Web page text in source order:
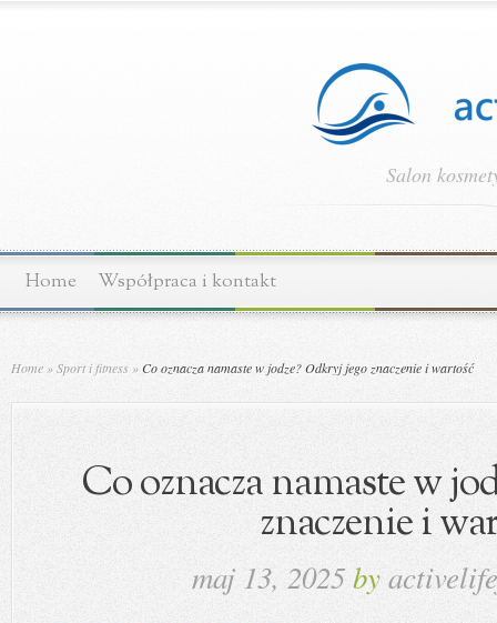
Salon
Home Współpraca i kontakt
Home »Sport i fitness » Co oznacza namaste w jodze? Odkryj jego znaczenie i wartość
Co oznacza namaste w
znaczenie i
maj 13, 2025by